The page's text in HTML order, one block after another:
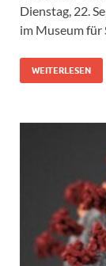
Dienstag, 22.
im Museum
WEITERLESEN